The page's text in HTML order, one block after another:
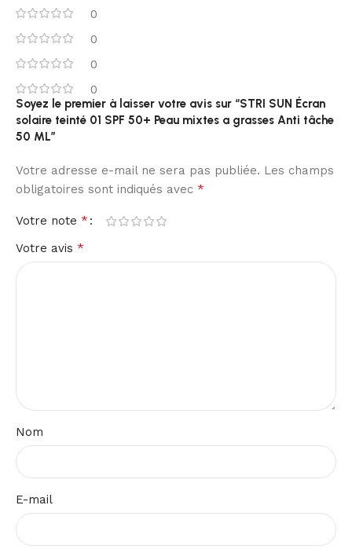
0
0
0
0
Soyez le premier à laisser votre avis sur “STRI SUN Écran
solaire teinté 01 SPF 50+ Peau mixtes a grasses Anti tâche
50 ML”
Votre adresse e-mail ne sera pas publiée. Les champs
obligatoires sont indiqués avec *
Votre note *
Votre avis *
Nom
E-mail